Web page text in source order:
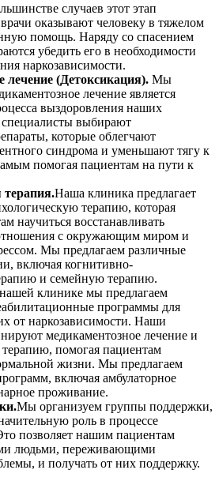
случаев этот этап
врачи оказывают человеку в тяжелом
помощь. Наряду со спасением
убедить его в необходимости
наркозависимости.
лечение (Детоксикация). Мы
лечение является
выздоровления наших
выбирают
которые облегчают
синдрома и уменьшают тягу к
помогая пациентам на пути к
терапия.Наша клиника предлагает
терапию, которая
научиться восстанавливать
с окружающим миром и
Мы предлагаем различные
включая когнитивно-
и семейную терапию.
клинике мы предлагаем
программы для
от наркозависимости. Наши
медикаментозное лечение и
помогая пациентам
жизни. Мы предлагаем
включая амбулаторное
проживание.
Мы организуем группы поддержки,
роль в процессе
позволяет нашим пациентам
людьми, переживающими
и получать от них поддержку.